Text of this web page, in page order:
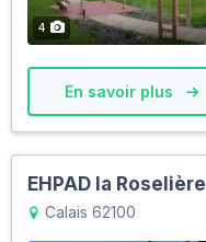
4
En savoir plus
EHPAD la Roselière
Calais 62100